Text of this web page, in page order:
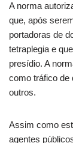
A norma
que, após
portadoras de
tetraplegia e
presídio. A
como tráfico de
outros.
Assim como
agentes